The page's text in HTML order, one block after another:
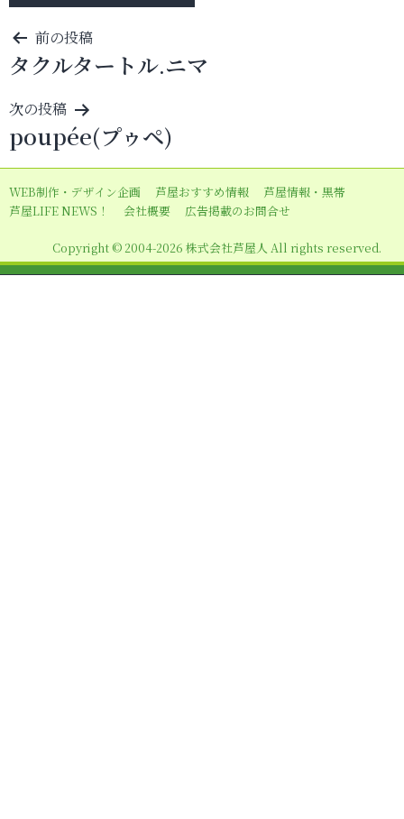
投
稿
ナ
ビ
ゲ
ー
シ
ン
前の投稿
タクルタートル.ニマ
次の投稿
poupée(プゥペ)
WEB制作・デザイン企画 芦屋おすすめ情報
芦屋情報・黒帯
芦屋LIFE NEWS！
会社概要 広告掲載のお問合せ
Copyright © 2004-2026 株式会社芦屋人 All rights reserved.